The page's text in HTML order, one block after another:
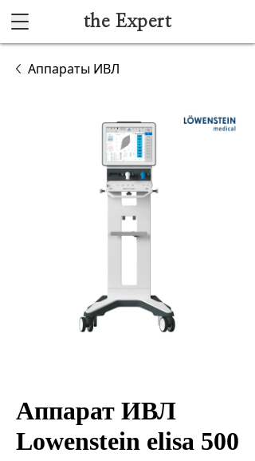
the Expert
Анестезиология и реанимация
Гибкая эндоскопия
Лучевая диагностика
Ультразвуковая диагностика
Хирургическое оборудование
Аппараты ИВЛ
Аппарат ИВЛ
Lowenstein elisa 500